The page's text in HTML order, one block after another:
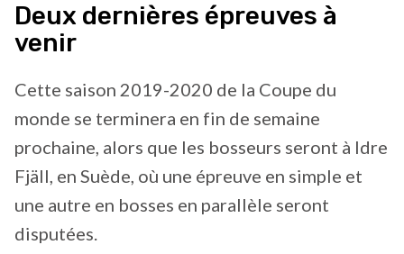
Deux dernières épreuves à
venir
Cette saison 2019-2020 de la Coupe du
monde se terminera en fin de semaine
prochaine, alors que les bosseurs seront à Idre
Fjäll, en Suède, où une épreuve en simple et
une autre en bosses en parallèle seront
disputées.